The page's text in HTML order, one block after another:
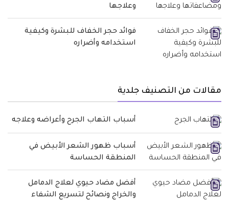
وعلاجها
فوائد حجر الخفاف للبشرة وكيفية
استخدامه وأضراره
مقالات من التصنيف جلدية
أسباب التهاب الجرح وأعراضه وعلاجه
أسباب ظهور الشعر الأبيض في
المنطقة الحساسة
أفضل مضاد حيوي لعلاج الدمامل
والخراج ونصائح لتسريع الشفاء